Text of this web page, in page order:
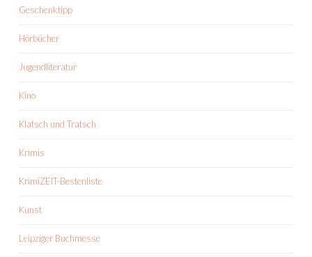
Geschenktipp
Hörbücher
Jugendliteratur
Kino
Klatsch und Tratsch
Krimis
KrimiZEIT-Bestenliste
Kunst
Leipziger Buchmesse